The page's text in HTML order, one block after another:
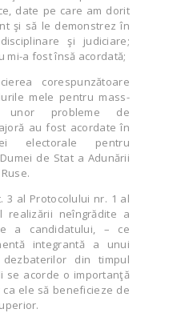
date pe care am dorit
şi să le demonstrez în
şi judiciare;
mi-a fost însă acordată;
corespunzătoare
mele pentru mass-
unor probleme de
au fost acordate în
electorale pentru
de Stat a Adunării
3 al Protocolului nr. 1 al
realizării neîngrădite a
a candidatului, – ce
integrantă a unui
din timpul
se acorde o importanţă
ele să beneficieze de